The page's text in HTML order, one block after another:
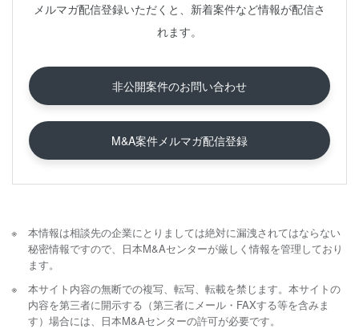
メルマガ配信登録いただくと、新着案件など情報が配信さ
れます。
非公開案件のお問い合わせ
M&A案件メルマガ配信登録
本情報は相談先の企業にとりましては絶対に漏洩されてはならない
秘密情報ですので、日本M&Aセンターが厳しく情報を管理しており
ます。
本サイト内容の無断での複写、転写、転載を禁じます。本サイトの
内容を第三者に開示する（第三者にメール・FAXする等を含みま
す）場合には、日本M&Aセンターの許可が必要です。